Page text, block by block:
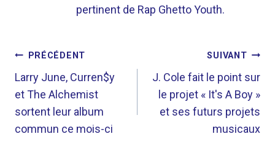
pertinent de Rap Ghetto Youth.
NAVIGATION
DE
L’ARTICLE
PRÉCÉDENT
Larry June, Curren$y
et The Alchemist
sortent leur album
commun ce mois-ci
SUIVANT
J. Cole fait le point sur
le projet « It's A Boy »
et ses futurs projets
musicaux